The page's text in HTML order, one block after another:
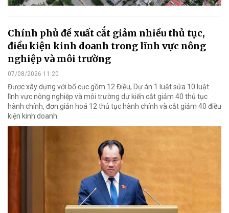
Chính phủ đề xuất cắt giảm nhiều thủ tục,
điều kiện kinh doanh trong lĩnh vực nông
nghiệp và môi trường
07/08/2026 11:20
Được xây dựng với bố cục gồm 12 Điều, Dự án 1 luật sửa 10 luật
lĩnh vực nông nghiệp và môi trường dự kiến cắt giảm 40 thủ tục
hành chính, đơn giản hoá 12 thủ tục hành chính và cắt giảm 40 điều
kiện kinh doanh.